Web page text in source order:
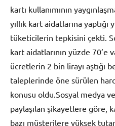
kartı kullanımının
yıllık kart aidatlarına yaptığı
tüketicilerin tepkisini çekti.
kart aidatlarının yüzde 70’e
ücretlerin 2 bin lirayı aştığı
taleplerinde öne sürülen
konusu oldu.Sosyal medya
paylaşılan şikayetlere göre,
bazı müşterilere yüksek